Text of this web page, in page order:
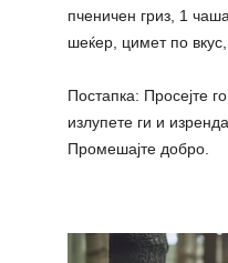
пченичен гриз, 1
шеќер, цимет по
Постапка: Просејте
излупете ги и
Промешајте добро.